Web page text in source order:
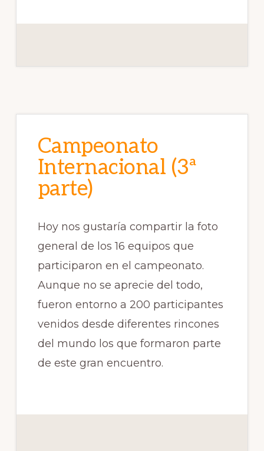
Campeonato
Internacional (3ª
parte)
Hoy nos gustaría compartir la foto
general de los 16 equipos que
participaron en el campeonato.
Aunque no se aprecie del todo,
fueron entorno a 200 participantes
venidos desde diferentes rincones
del mundo los que formaron parte
de este gran encuentro.